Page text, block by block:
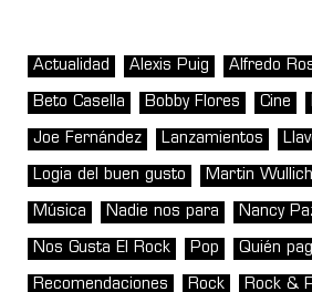
Actualidad Alexis Puig Alfredo
Beto Casella Bobby Flores Cine
Joe Fernández Lanzamientos
Logia del buen gusto Martin Wullich
Música Nadie nos para Nancy
Nos Gusta El Rock Pop Quién
Recomendaciones Rock Rock &